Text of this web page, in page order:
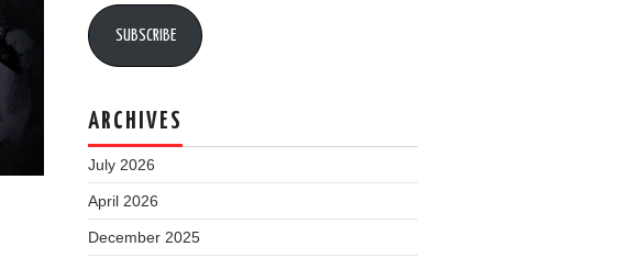
SUBSCRIBE
ARCHIVES
July 2026
April 2026
December 2025